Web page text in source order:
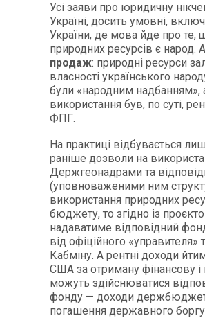
Усі заяви про юридичну
Україні, досить умовні,
України, де мова йде про те,
природних ресурсів є народ.
продаж: природні ресурси
власності українського
були «народним надбанням»,
використання був, по суті,
ФПГ.
На практиці відбувається
раніше дозволи на
Держгеонадрами та
(уповноваженими ним
використання природних
бюджету, то згідно із
надаватиме відповідний
від офіційного «управителя»
Кабміну. А рентні доходи
США за отриману фінансову і
можуть здійснюватися
фонду — доходи
погашення державного